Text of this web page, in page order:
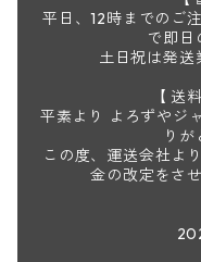
平日、12時までのご
で即日
土日祝は発送
【 送
平素より よろずやジ
りが
この度、運送会社よ
金の改定をさ